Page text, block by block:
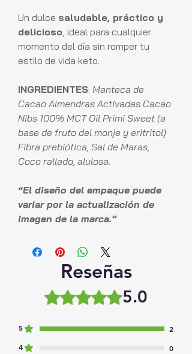
Un dulce saludable, práctico y
delicioso, ideal para cualquier
momento del día sin romper tu
estilo de vida keto.
INGREDIENTES: Manteca de
Cacao Almendras Activadas Cacao
Nibs 100% MCT Oil Primi Sweet (a
base de fruto del monje y eritritol)
Fibra prebiótica, Sal de Maras,
Coco rallado, alulosa.
“El diseño del empaque puede
variar por la actualización de
imagen de la marca.”
Reseñas
Obtuvo 5 de 5 estrellas.
5.0
5
2
4
0